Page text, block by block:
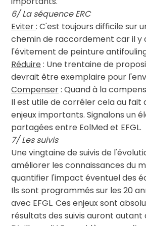
6/ La séquence ERC
Eviter: C'est toujours difficile sur
chemin de raccordement car il y
l'évitement de peinture
Réduire : Une trentaine de
devrait être exemplaire pour
Compenser: Quand à la
Il est utile de corréler cela au fait
enjeux importants. Signalons un
partagées entre EolMed et EFGL.
7/ Les suivis
Une vingtaine de suivis de
améliorer les connaissances du
quantifier l'impact éventuel des
Ils sont programmés sur les 20
avec EFGL. Ces enjeux sont
résultats des suivis auront autant